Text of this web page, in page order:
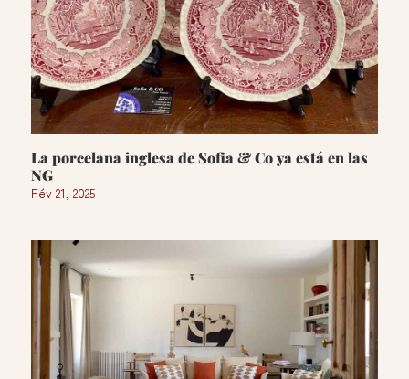
La porcelana inglesa de Sofia & Co ya está en las
NG
Fév 21, 2025